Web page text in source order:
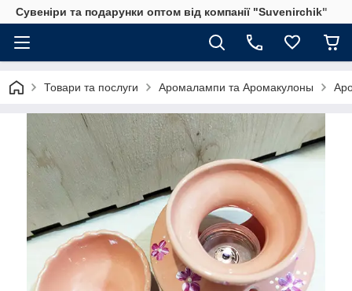
Сувеніри та подарунки оптом від компанії "Suvenirchik"
Товари та послуги Аромалампи та Аромакулоны